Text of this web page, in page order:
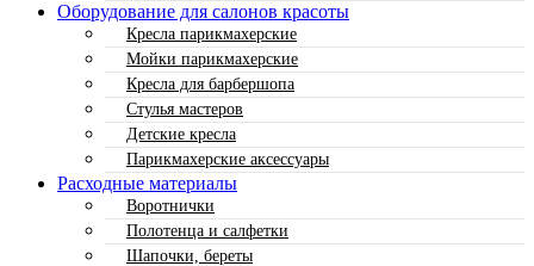
Оборудование для салонов красоты
Кресла парикмахерские
Мойки парикмахерские
Кресла для барбершопа
Стулья мастеров
Детские кресла
Парикмахерские аксессуары
Расходные материалы
Воротнички
Полотенца и салфетки
Шапочки, береты